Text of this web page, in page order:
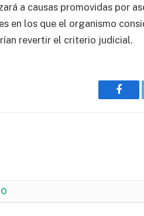
a causas promovidas por
en los que el organismo
revertir el criterio judicial.